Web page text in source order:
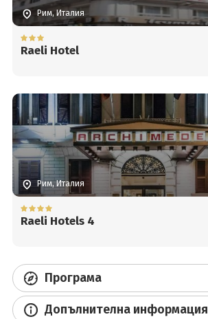
Рим, Италия
Raeli Hotel
Рим, Италия
Raeli Hotels 4
Програма
Допълнителна информация